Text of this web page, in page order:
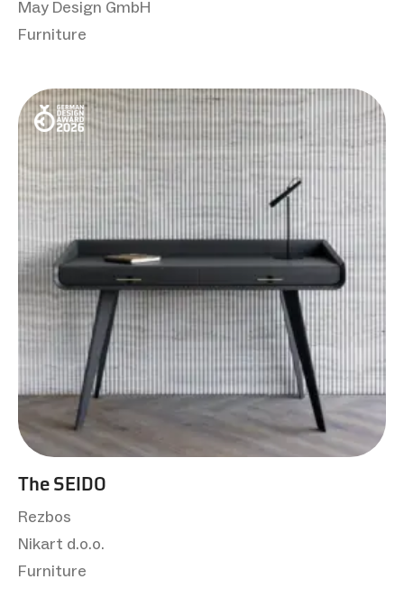
May Design GmbH
Furniture
The SEIDO
Rezbos
Nikart d.o.o.
Furniture